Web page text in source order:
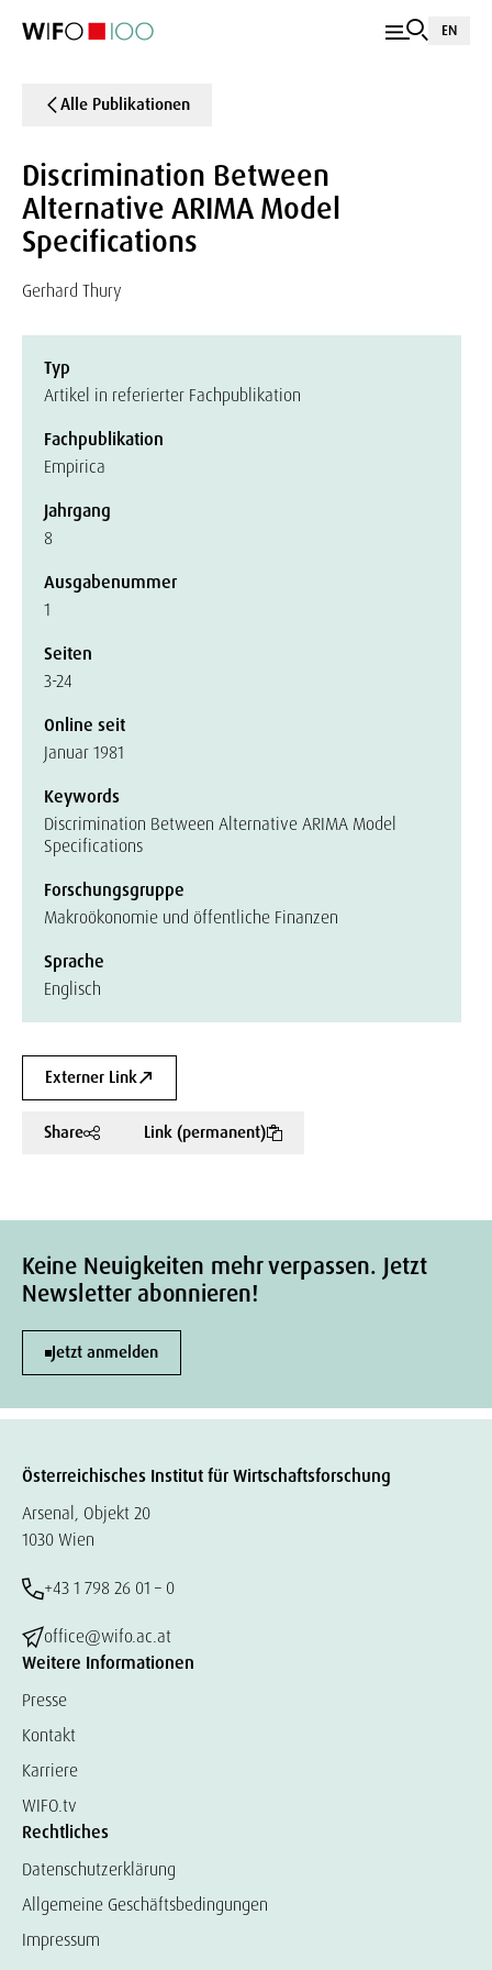
EN
Alle Publikationen
Discrimination Between
Alternative ARIMA Model
Specifications
Gerhard Thury
Typ
Artikel in referierter Fachpublikation
Fachpublikation
Empirica
Jahrgang
8
Ausgabenummer
1
Seiten
3-24
Online seit
Januar 1981
Keywords
Discrimination Between Alternative ARIMA Model
Specifications
Forschungsgruppe
Makroökonomie und öffentliche Finanzen
Sprache
Englisch
Externer Link
Share Link (permanent)
Keine Neuigkeiten mehr verpassen. Jetzt
Newsletter abonnieren!
Jetzt anmelden
Österreichisches Institut für Wirtschaftsforschung
Arsenal, Objekt 20
1030 Wien
+43 1 798 26 01 – 0
office@wifo.ac.at
Weitere Informationen
Presse
Kontakt
Karriere
WIFO.tv
Rechtliches
Datenschutzerklärung
Allgemeine Geschäftsbedingungen
Impressum